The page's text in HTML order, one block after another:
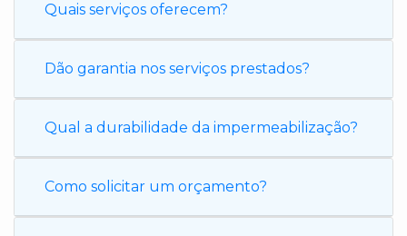
Quais serviços oferecem?
Dão garantia nos serviços prestados?
Qual a durabilidade da impermeabilização?
Como solicitar um orçamento?